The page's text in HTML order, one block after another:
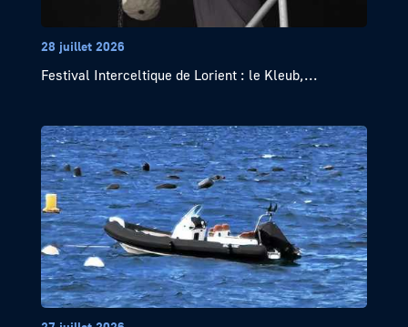
28 juillet 2026
Festival Interceltique de Lorient : le Kleub,...